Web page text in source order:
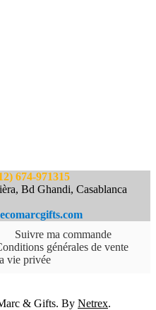
674-971315
Bd Ghandi, Casablanca
Suivre ma commande
générales de vente
vie privée
& Gifts. By Netrex.